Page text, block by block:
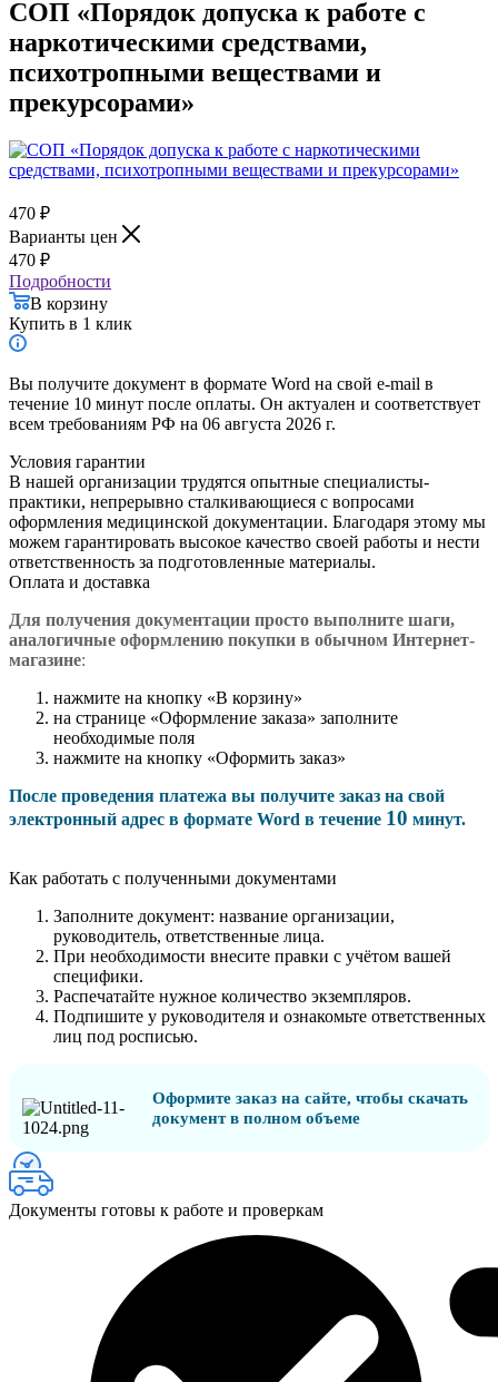
СОП «Порядок допуска к работе с
наркотическими средствами,
психотропными веществами и
прекурсорами»
470 ₽
Варианты цен
470 ₽
Подробности
В корзину
Купить в 1 клик
Вы получите документ в формате Word на свой e-mail в
течение 10 минут после оплаты. Он актуален и соответствует
всем требованиям РФ на 06 августа 2026 г.
Условия гарантии
В нашей организации трудятся опытные специалисты-
практики, непрерывно сталкивающиеся с вопросами
оформления медицинской документации. Благодаря этому мы
можем гарантировать высокое качество своей работы и нести
ответственность за подготовленные материалы.
Оплата и доставка
Для получения документации просто выполните шаги,
аналогичные оформлению покупки в обычном Интернет-
магазине:
нажмите на кнопку «В корзину»
на странице «Оформление заказа» заполните
необходимые поля
нажмите на кнопку «Оформить заказ»
После проведения платежа вы получите заказ на свой
электронный адрес в формате Word в течение 10 минут.
Как работать с полученными документами
Заполните документ: название организации,
руководитель, ответственные лица.
При необходимости внесите правки с учётом вашей
специфики.
Распечатайте нужное количество экземпляров.
Подпишите у руководителя и ознакомьте ответственных
лиц под росписью.
Оформите заказ на сайте, чтобы скачать
документ в полном объеме
Документы готовы к работе и проверкам